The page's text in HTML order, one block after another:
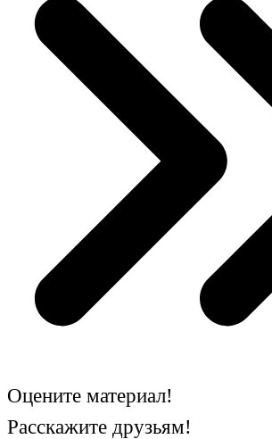
Оцените материал!
Расскажите друзьям!